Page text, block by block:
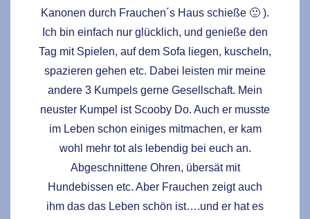
Kanonen durch Frauchen´s Haus schieße 🙂 ).
Ich bin einfach nur glücklich, und genieße den
Tag mit Spielen, auf dem Sofa liegen, kuscheln,
spazieren gehen etc. Dabei leisten mir meine
andere 3 Kumpels gerne Gesellschaft. Mein
neuster Kumpel ist Scooby Do. Auch er musste
im Leben schon einiges mitmachen, er kam
wohl mehr tot als lebendig bei euch an.
Abgeschnittene Ohren, übersät mit
Hundebissen etc. Aber Frauchen zeigt auch
ihm das das Leben schön ist….und er hat es